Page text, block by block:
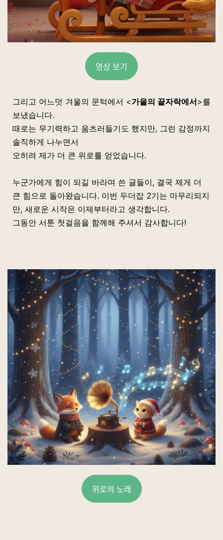
영상 보기
그리고 어느덧 겨울의 문턱에서 <가을의 끝자락에서>를
보냈습니다.
때로는 무기력하고 움츠러들기도 했지만, 그런 감정까지
솔직하게 나누면서
오히려 제가 더 큰 위로를 얻었습니다.
누군가에게 힘이 되길 바라며 쓴 글들이, 결국 제게 더
큰 힘으로 돌아왔습니다. 이번 두더잡 2기는 마무리되지
만, 새로운 시작은 이제부터라고 생각합니다.
그동안 서툰 첫걸음을 함께해 주셔서 감사합니다!
위로의 노래